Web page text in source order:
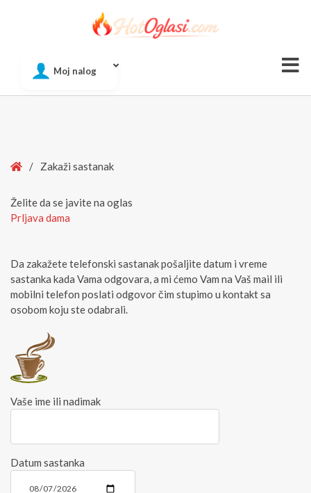
Moj nalog
Home
/ Zakaži sastanak
Želite da se javite na oglas
Prljava dama
Da zakažete telefonski sastanak pošaljite datum i vreme
sastanka kada Vama odgovara, a mi ćemo Vam na Vaš mail ili
mobilni telefon poslati odgovor čim stupimo u kontakt sa
osobom koju ste odabrali.
Vaše ime ili nadimak
Datum sastanka